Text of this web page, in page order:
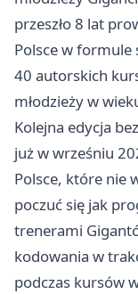
przeszło 8 lat
Polsce w formule
40 autorskich
młodzieży w
Kolejna edycja
już w wrześniu
Polsce, które nie
poczuć się jak
trenerami
kodowania w
podczas kursów